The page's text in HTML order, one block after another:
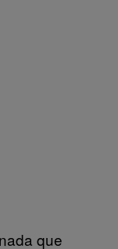
que